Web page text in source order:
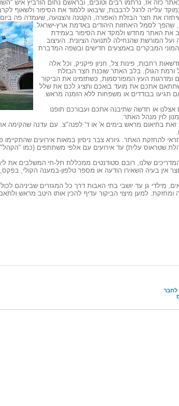
כזה אז, נרתמו רבים וטובים, ובראשם נחום הורביץ איש
עלייה לרגל לרבבות, שיבואו ללמוד את הסיפור ולשאוף
את חצר הבזלת האפורה, הקטנה והצנועה, שעמדה פה
שהפך לסמל היאחזות היהודים באדמת ארץ-ישראל.
לעצב את האתר מחדש ולמקד את הסיפור בעמידת
ב-1920 על שורשיה ועל המורשת שהנחילה לתנועה הציונית. העיצוב
המוני המבקרים באמצעים חדישים ובשפה המדברת
רחבות, פינות צל, חניון פיקניק, וכל אלה
ורמת הגולן. בלב האתר שוכנת חצר הבזלת
ומדרגות העץ המפורסמות, כשתזמינו את הביקור
אתכם את מועד בואכם ותציג לכם את שלל
תגיעו בבודדים או משפחות ללא הזמנה מראש.
אצלנו או חדשה שתיבנה אתכם ועבורכם תופנו
לוין מנהל האתר.
זאת בתיאום מראש בימים א' או ד' לפנה"צ. עם עדנה שהקימה את
להחזקת האתר. גיורא צבר ניסיון במאות אירועים
קטנים (דוגמת 12 חברי הנהלת שטראוס עלית) עד אירועים עם אלפי משתתפים
שלנו, רובם סטודנטים ממכללת תל-חי המשלבים את
אין בעיה השאירו הודעה או מספר טלפון-במענה הקולי, בפקס,
מילדי גן עד יושבי בתי האבות דרך כל המגזרים שביניהם
ומחזקת. למען מיצוי הביקור עדיף להכין אותו היטב מראש